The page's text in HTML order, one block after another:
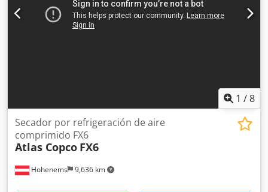
1 /8
Hohenems 9,636 km
Secador por refrigeración de aire
comprimido FX6
Atlas Copco FX6